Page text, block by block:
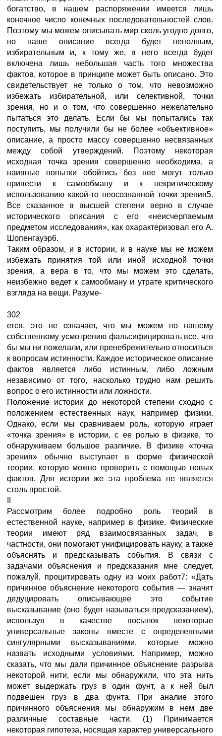
богатство, в нашем распоряжении имеется лишь
конечное число конечных последовательностей слов.
Поэтому мы можем описывать мир сколь угодно долго,
но наше описание всегда будет неполным,
избирательным и, к тому же, в него всегда будет
включена лишь небольшая часть того множества
фактов, которое в принципе может быть описано. Это
свидетельствует не только о том, что невозможно
избежать избирательной, или селективной, точки
зрения, но и о том, что совершенно нежелательно
пытаться это делать. Если бы мы попытались так
поступить, мы получили бы не более «объективное»
описание, а просто массу совершенно несвязанных
между собой утверждений. Поэтому некоторая
исходная точка зрения совершенно необходима, а
наивные попытки обойтись без нее могут только
привести к самообману и к некритическому
использованию какой-то неосознанной точки зрения5.
Все сказанное в высшей степени верно в случае
исторического описания с его «неисчерпаемым
предметом исследования», как охарактеризовал его А.
Шопенгауэр6.
Таким образом, и в истории, и в науке мы не можем
избежать принятия той или иной исходной точки
зрения, а вера в то, что мы можем это сделать,
неизбежно ведет к самообману и утрате критического
взгляда на вещи. Разуме-
302
ется, это не означает, что мы можем по нашему
собственному усмотрению фальсифицировать все, что
бы мы ни пожелали, или пренебрежительно относиться
к вопросам истинности. Каждое историческое описание
фактов является либо истинным, либо ложным
независимо от того, насколько трудно нам решить
вопрос о его истинности или ложности.
Положение истории до некоторой степени сходно с
положением естественных наук, например физики.
Однако, если мы сравниваем роль, которую играет
«точка зрения» в истории, с ее ролью в физике, то
обнаруживаем большое различие. В физике «точка
зрения» обычно выступает в форме физической
теории, которую можно проверить с помощью новых
фактов. Для истории же эта проблема не является
столь простой.
Рассмотрим более подробно роль теорий в
естественной науке, например в физике. Физические
теории имеют ряд взаимосвязанных задач, в
частности, они помогают унифицировать науку, а также
объяснять и предсказывать события. В связи с
задачами объяснения и предсказания мне следует,
пожалуй, процитировать одну из моих работ7: «Дать
причинное объяснение некоторого события — значит
дедуцировать описывающее это событие
высказывание (оно будет называться предсказанием),
используя в качестве посылок некоторые
универсальные законы вместе с определенными
сингулярными высказываниями, которые можно
назвать исходными условиями. Например, можно
сказать, что мы дали причинное объяснение разрыва
некоторой нити, если мы обнаружили, что эта нить
может выдержать груз в один фунт, а к ней был
подвешен груз в два фунта. При аналие этого
причинного объяснения мы обнаружим в нем две
различные составные части. (1) Принимается
некоторая гипотеза, носящая характер универсального